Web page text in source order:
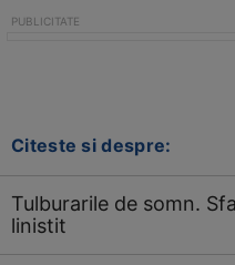
Citeste si despre:
Tulburarile de somn.
linistit